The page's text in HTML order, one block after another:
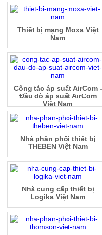
Thiết bị mạng Moxa Việt
Nam
Công tắc áp suất AirCom -
Đầu dò áp suất AirCom
Việt Nam
Nhà phân phối thiết bị
THEBEN Việt Nam
Nhà cung cấp thiết bị
Logika Việt Nam